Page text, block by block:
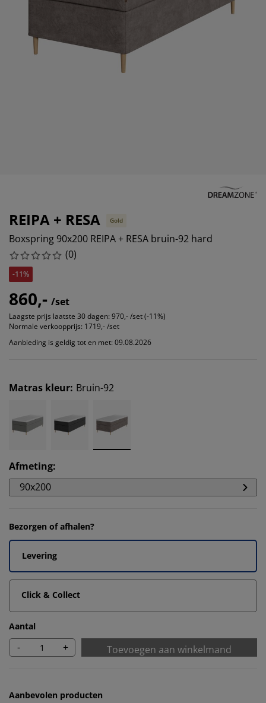
en accessoires
REIPA + RESA Gold
Boxspring 90x200 REIPA + RESA bruin-92 hard
(0)
-11%
860,- /set
Laagste prijs laatste 30 dagen: 970,- /set (-11%)
Normale verkoopprijs: 1719,- /set
Aanbieding is geldig tot en met: 09.08.2026
Matras kleur: Bruin-92
Afmeting:
90x200
Bezorgen of afhalen?
Levering
Click & Collect
Aantal
- + Toevoegen aan winkelmand
Aanbevolen producten